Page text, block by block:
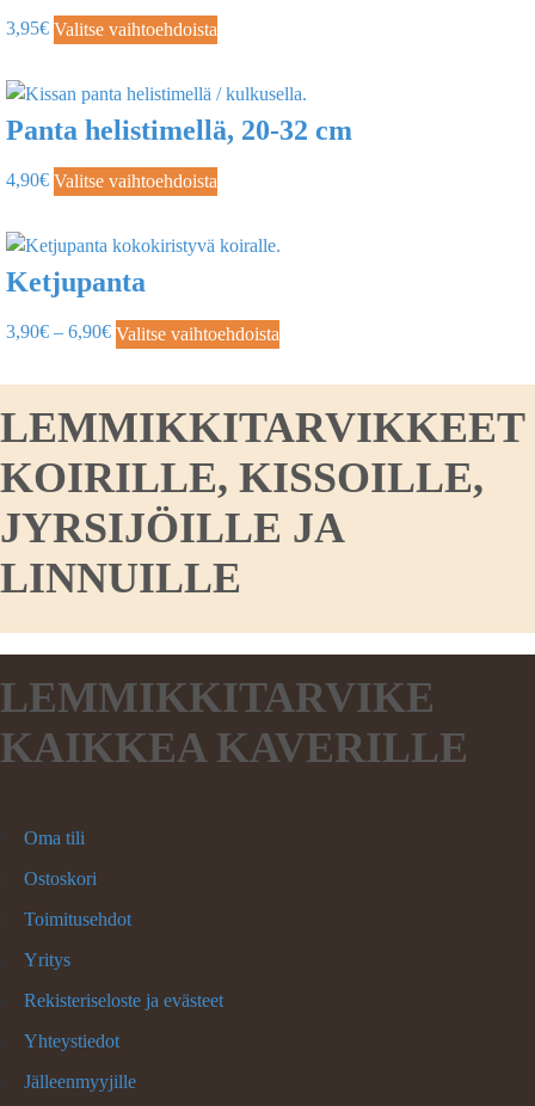
3,95€ Valitse vaihtoehdoista
Panta helistimellä, 20-32 cm
4,90€ Valitse vaihtoehdoista
Ketjupanta
3,90€ – 6,90€ Valitse vaihtoehdoista
LEMMIKKITARVIKKEET
KOIRILLE, KISSOILLE,
JYRSIJÖILLE JA
LINNUILLE
LEMMIKKITARVIKE
KAIKKEA KAVERILLE
Oma tili
Ostoskori
Toimitusehdot
Yritys
Rekisteriseloste ja evästeet
Yhteystiedot
Jälleenmyyjille